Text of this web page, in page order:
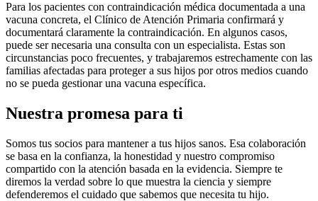
Para los pacientes con contraindicación médica documentada a una
vacuna concreta, el Clínico de Atención Primaria confirmará y
documentará claramente la contraindicación. En algunos casos,
puede ser necesaria una consulta con un especialista. Estas son
circunstancias poco frecuentes, y trabajaremos estrechamente con las
familias afectadas para proteger a sus hijos por otros medios cuando
no se pueda gestionar una vacuna específica.
Nuestra promesa para ti
Somos tus socios para mantener a tus hijos sanos. Esa colaboración
se basa en la confianza, la honestidad y nuestro compromiso
compartido con la atención basada en la evidencia. Siempre te
diremos la verdad sobre lo que muestra la ciencia y siempre
defenderemos el cuidado que sabemos que necesita tu hijo.